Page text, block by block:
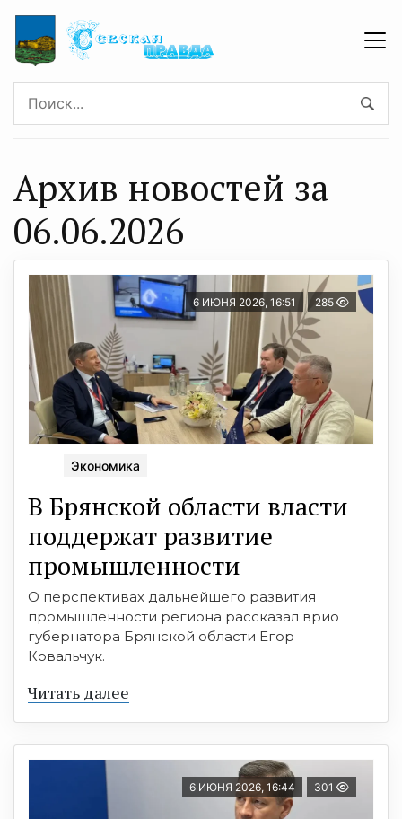
Архив новостей за
06.06.2026
6 ИЮНЯ 2026, 16:51 285
Экономика
В Брянской области власти
поддержат развитие
промышленности
О перспективах дальнейшего развития
промышленности региона рассказал врио
губернатора Брянской области Егор
Ковальчук.
Читать далее
6 ИЮНЯ 2026, 16:44 301